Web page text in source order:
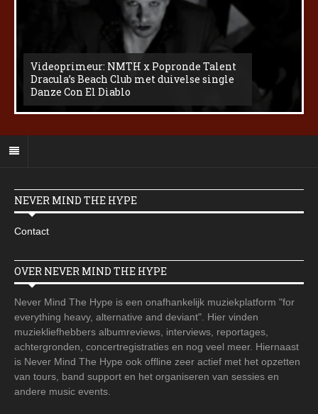
Videoprimeur: NMTH x Popronde Talent
Dracula’s Beach Club met duivelse single
Danze Con El Diablo
NEVER MIND THE HYPE
Contact
OVER NEVER MIND THE HYPE
Never Mind The Hype is een onafhankelijk muziekplatform "for
everything heavy, alternative and deviant". Hier vinden
muziekliefhebbers albumreviews, interviews, reportages,
achtergronden, concertregistraties en nog veel meer. Hiernaast
is Never Mind The Hype ook offline zeer actief met het opzetten
van tours, band support en het organiseren van sessies en
andere music events.